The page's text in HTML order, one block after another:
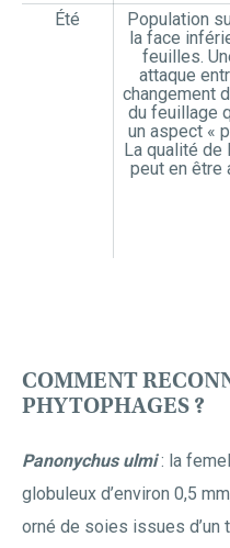
Été
Population
la face
feuilles.
attaque
changement
du feuillage
un aspect «
La qualité de
peut en être
COMMENT
PHYTOPHAGES ?
Panonychus ulmi: la
globuleux d’environ 0,5
orné de soies issues d’un